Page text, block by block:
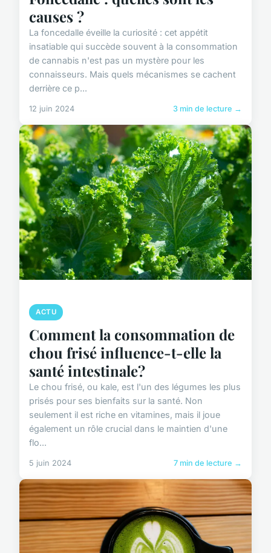
causes ?
La foncedalle éveille la curiosité : cet appétit
insatiable qui succède souvent à la consommation
de cannabis n'est pas un mystère pour les
connaisseurs. Mais quels mécanismes se cachent
derrière ce p...
12 juin 2024 3 min de lecture →
ACTU
Comment la consommation de
chou frisé influence-t-elle la
santé intestinale?
Le chou frisé, ou kale, est l'un des légumes les plus
prisés pour ses bienfaits sur la santé. Non
seulement il est riche en vitamines, mais il joue
également un rôle crucial dans le maintien d'une
flo...
5 juin 2024 7 min de lecture →